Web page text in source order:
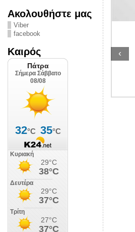
Ακολουθήστε μας
Viber
facebook
Καιρός
2026
‹